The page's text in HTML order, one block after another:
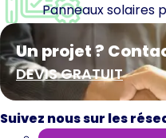
Panneaux solaires
Un projet ?
DEVIS GRATUIT
Suivez nous sur les